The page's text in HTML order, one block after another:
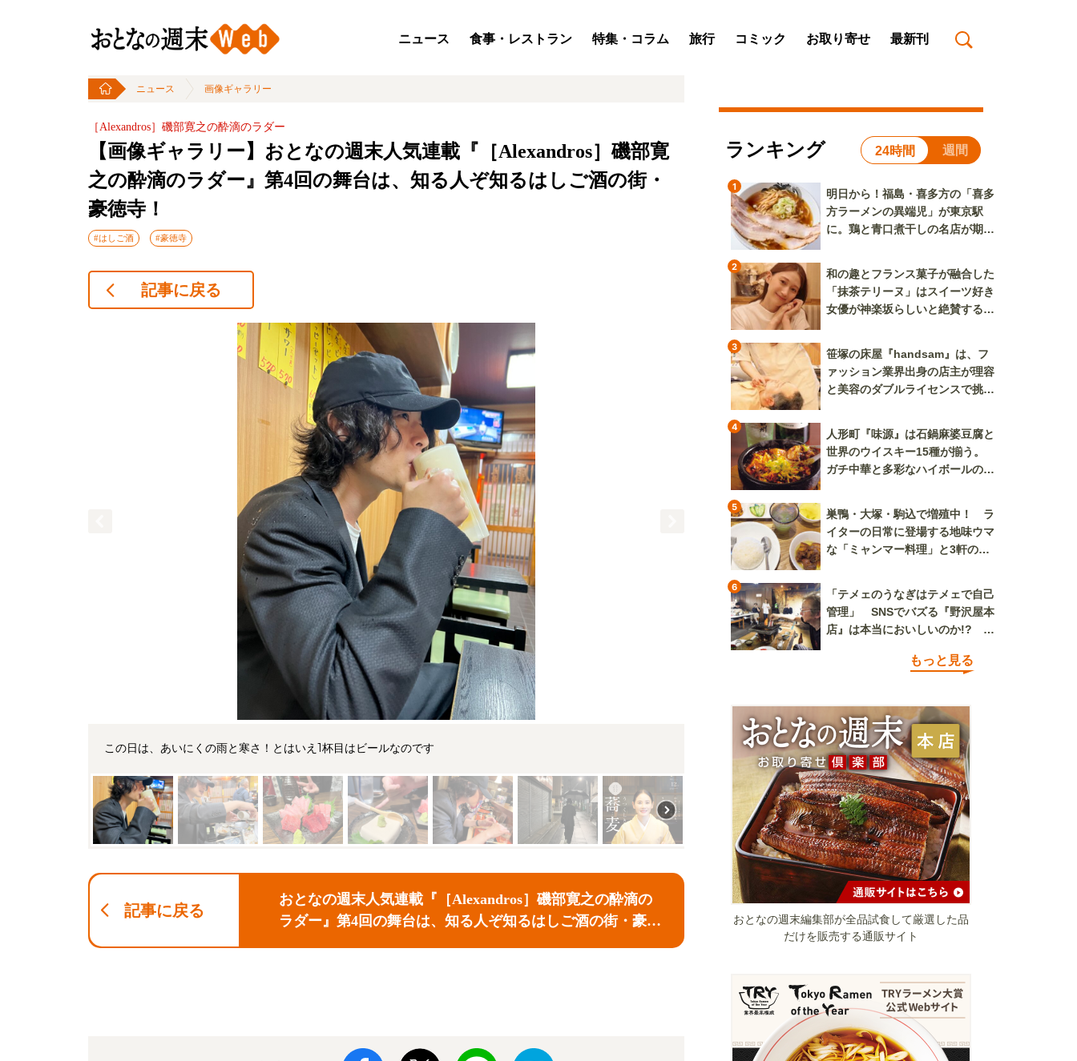
ニュース 食事・レストラン 特集・コラム 旅行 コミック お取り寄せ 最新刊
ニュース 画像ギャラリー
［Alexandros］磯部寛之の酔滴のラダー
【画像ギャラリー】おとなの週末人気連載『［Alexandros］磯部寛
之の酔滴のラダー』第4回の舞台は、知る人ぞ知るはしご酒の街・
豪徳寺！
#はしご酒 #豪徳寺
記事に戻る
この日は、あいにくの雨と寒さ！とはいえ1杯目はビールなのです
記事に戻る
おとなの週末人気連載『［Alexandros］磯部寛之の酔滴の
ラダー』第4回の舞台は、知る人ぞ知るはしご酒の街・豪徳
ランキング 24時間 週間
1
明日から！福島・喜多方の「喜多
方ラーメンの異端児」が東京駅
に。鶏と青口煮干しの名店が期間
2
和の趣とフランス菓子が融合した
「抹茶テリーヌ」はスイーツ好き
女優が神楽坂らしいと絶賛する逸
3
笹塚の床屋『handsam』は、フ
ァッション業界出身の店主が理容
と美容のダブルライセンスで挑む
4
人形町『味源』は石鍋麻婆豆腐と
世界のウイスキー15種が揃う。
ガチ中華と多彩なハイボールの組
5
巣鴨・大塚・駒込で増殖中！ ラ
イターの日常に登場する地味ウマ
な「ミャンマー料理」と3軒のニ
6
「テメェのうなぎはテメェで自己
管理」 SNSでバズる『野沢屋本
店』は本当においしいのか!? い
もっと見る
おとなの週末編集部が全品試食して厳選した品
だけを販売する通販サイト